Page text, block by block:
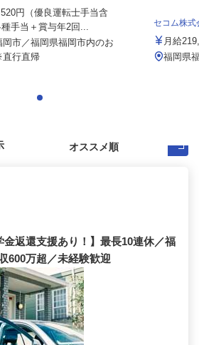
円（優良運転士手当含
手当＋賞与年2回...
岡市／福岡県福岡市内のお
行直帰
セコム株式
月給
福岡県
金返還支援あり！】最長10連休／福
600万超／未経験歓迎